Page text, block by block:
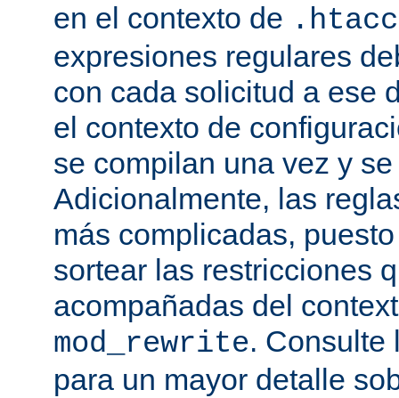
en el contexto de
expresiones regulares
con cada solicitud a ese
el contexto de
se compilan una vez y
Adicionalmente, las
más complicadas,
sortear las restricciones
acompañadas del
mod_rewrite.
para un mayor detalle